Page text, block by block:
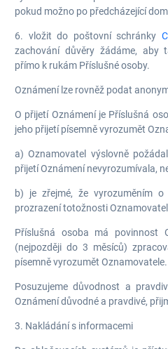
pokud možno po předcházející
6. vložit do poštovní schránky
zachování důvěry žádáme, aby
přímo k rukám Příslušné osoby.
Oznámení lze rovněž podat
O přijetí Oznámení je Příslušná
jeho přijetí písemně vyrozumět
a) Oznamovatel výslovně
přijetí Oznámení nevyrozumívala,
b) je zřejmé, že vyrozuměním
prozrazení totožnosti
Příslušná osoba má povinnost
(nejpozději do 3 měsíců)
písemně vyrozumět Oznamovatele.
Posuzujeme důvodnost a
Oznámení důvodné a pravdivé,
3. Nakládání s informacemi